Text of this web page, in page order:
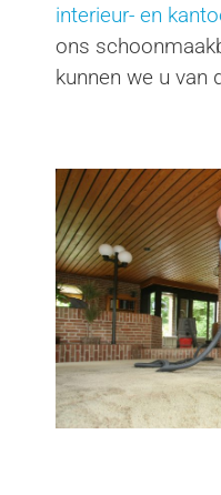
interieur- en
ons
kunnen we u van